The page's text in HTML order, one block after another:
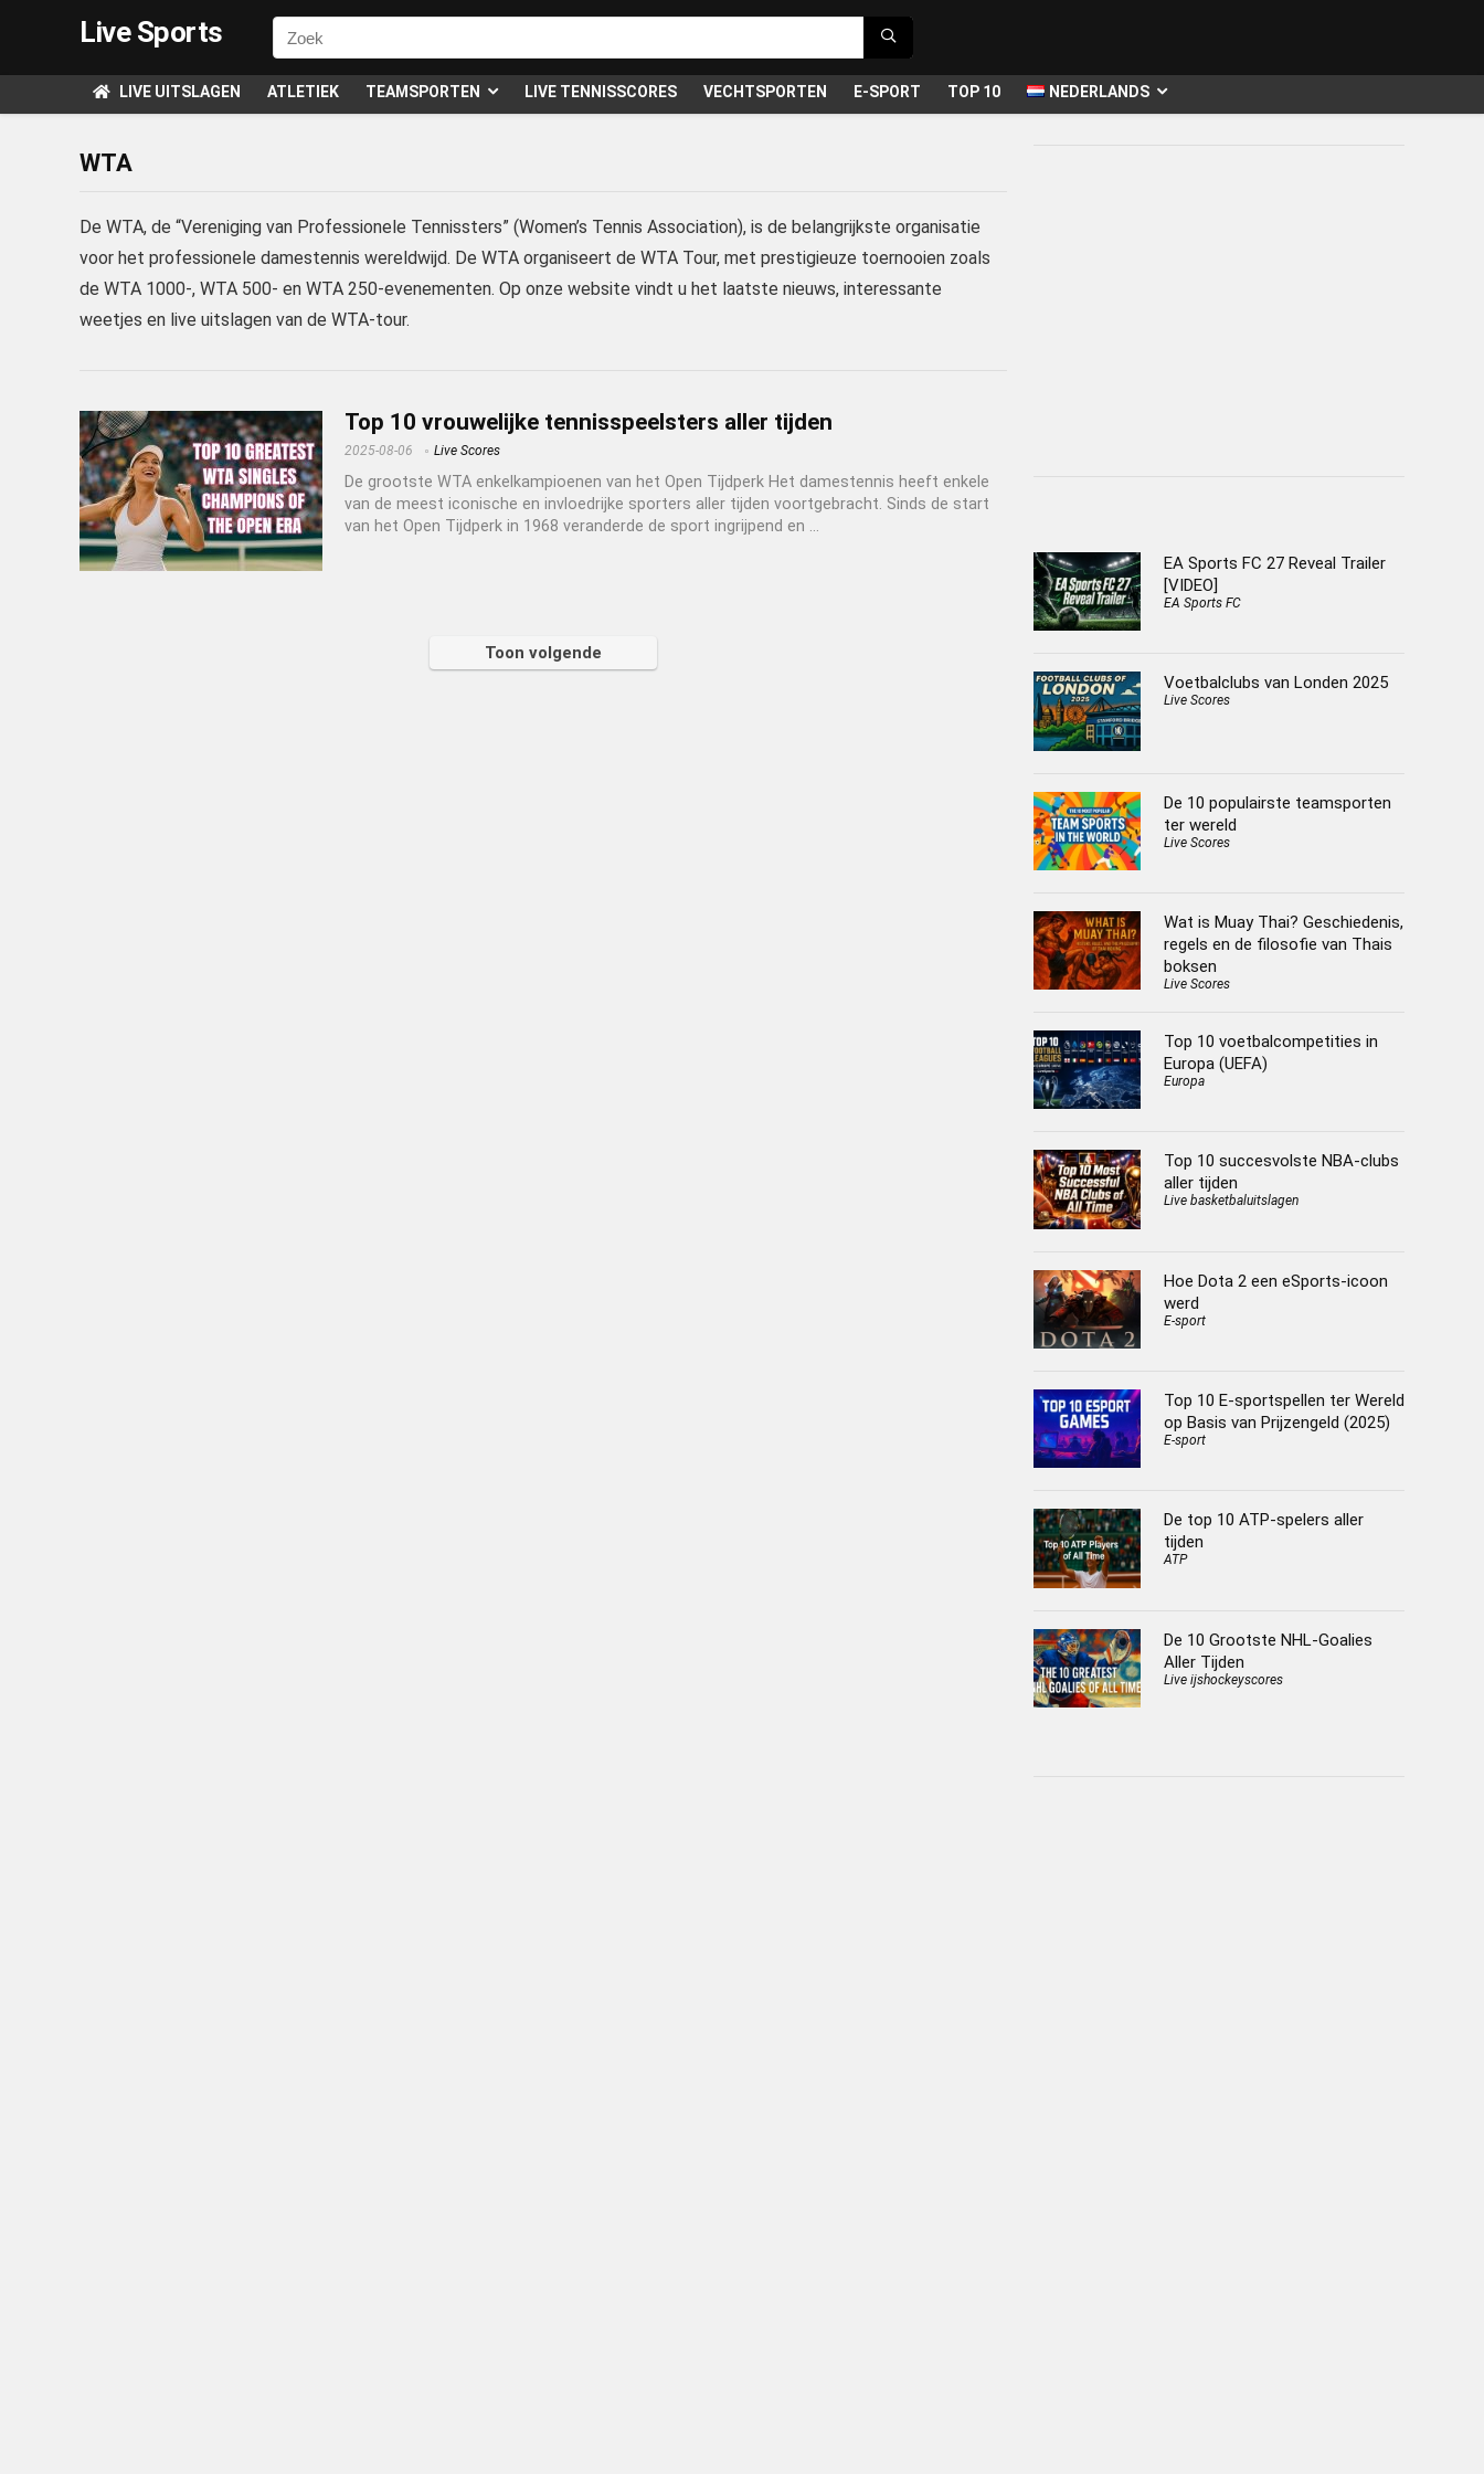
Live Sports
LIVE UITSLAGEN ATLETIEK TEAMSPORTEN LIVE TENNISSCORES VECHTSPORTEN E-SPORT TOP 10 NEDERLANDS
WTA
De WTA, de “Vereniging van Professionele Tennissters” (Women’s Tennis Association), is de belangrijkste organisatie
voor het professionele damestennis wereldwijd. De WTA organiseert de WTA Tour, met prestigieuze toernooien zoals
de WTA 1000-, WTA 500- en WTA 250-evenementen. Op onze website vindt u het laatste nieuws, interessante
weetjes en live uitslagen van de WTA-tour.
Top 10 vrouwelijke tennisspeelsters aller tijden
2025-08-06 Live Scores
De grootste WTA enkelkampioenen van het Open Tijdperk Het damestennis heeft enkele
van de meest iconische en invloedrijke sporters aller tijden voortgebracht. Sinds de start
van het Open Tijdperk in 1968 veranderde de sport ingrijpend en ...
Toon volgende
EA Sports FC 27 Reveal Trailer
[VIDEO]
EA Sports FC
Voetbalclubs van Londen 2025
Live Scores
De 10 populairste teamsporten
ter wereld
Live Scores
Wat is Muay Thai? Geschiedenis,
regels en de filosofie van Thais
boksen
Live Scores
Top 10 voetbalcompetities in
Europa (UEFA)
Europa
Top 10 succesvolste NBA-clubs
aller tijden
Live basketbaluitslagen
Hoe Dota 2 een eSports-icoon
werd
E-sport
Top 10 E-sportspellen ter Wereld
op Basis van Prijzengeld (2025)
E-sport
De top 10 ATP-spelers aller
tijden
ATP
De 10 Grootste NHL-Goalies
Aller Tijden
Live ijshockeyscores